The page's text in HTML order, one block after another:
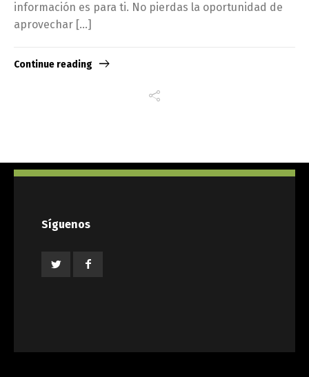
información es para ti. No pierdas la oportunidad de
aprovechar […]
Continue reading
Síguenos